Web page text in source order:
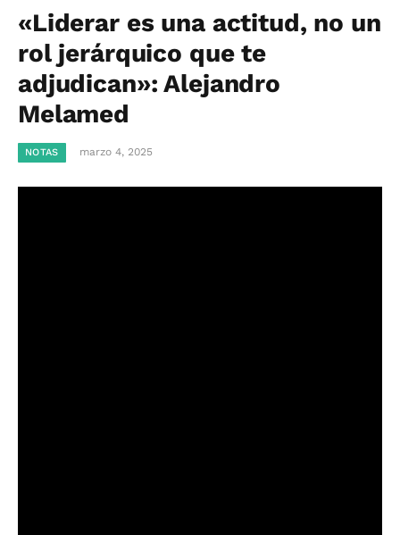
«Liderar es una actitud, no un
rol jerárquico que te
adjudican»: Alejandro
Melamed
NOTAS marzo 4, 2025